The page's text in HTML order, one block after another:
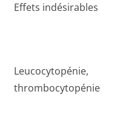
Effets indésirables
Leucocytopénie,
thrombocytopénie